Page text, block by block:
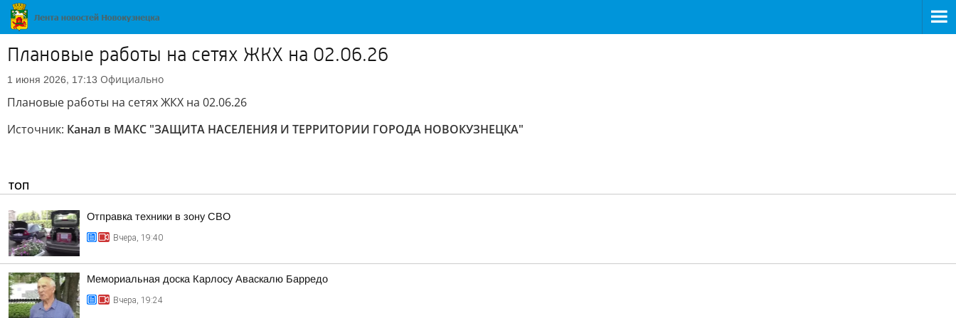
Плановые работы на сетях ЖКХ на 02.06.26
1 июня 2026, 17:13 Официально
Плановые работы на сетях ЖКХ на 02.06.26
Источник: Канал в МАКС "ЗАЩИТА НАСЕЛЕНИЯ И ТЕРРИТОРИИ ГОРОДА НОВОКУЗНЕЦКА"
ТОП
Отправка техники в зону СВО
Вчера, 19:40
Мемориальная доска Карлосу Аваскалю Барредо
Вчера, 19:24